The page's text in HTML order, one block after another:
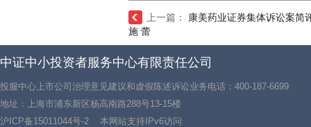
上一篇：
康美药业证券集体诉讼案简
施 蕾
中证中小投资者服务中心有限责任公司
投服中心上市公司治理意见建议和虚假陈述诉讼业务电话：400-187-6699
地址：上海市浦东新区杨高南路288号13-15楼
沪ICP备15011044号-2 本网站支持IPv6访问